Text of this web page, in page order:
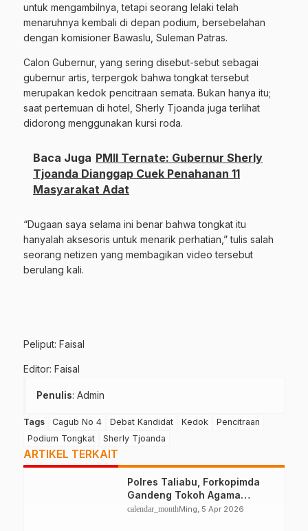
untuk mengambilnya, tetapi seorang lelaki telah
menaruhnya kembali di depan podium, bersebelahan
dengan komisioner Bawaslu, Suleman Patras.
Calon Gubernur, yang sering disebut-sebut sebagai
gubernur artis, terpergok bahwa tongkat tersebut
merupakan kedok pencitraan semata. Bukan hanya itu;
saat pertemuan di hotel, Sherly Tjoanda juga terlihat
didorong menggunakan kursi roda.
Baca Juga PMII Ternate: Gubernur Sherly
Tjoanda Dianggap Cuek Penahanan 11
Masyarakat Adat
“Dugaan saya selama ini benar bahwa tongkat itu
hanyalah aksesoris untuk menarik perhatian,” tulis salah
seorang netizen yang membagikan video tersebut
berulang kali.
Peliput: Faisal
Editor: Faisal
Penulis: Admin
Tags Cagub No 4 Debat Kandidat Kedok
Pencitraan
Podium Tongkat
Sherly Tjoanda
ARTIKEL TERKAIT
Polres Taliabu, Forkopimda
Gandeng Tokoh Agama
Deklarasikan Damai
calendar_monthMing, 5 Apr 2026